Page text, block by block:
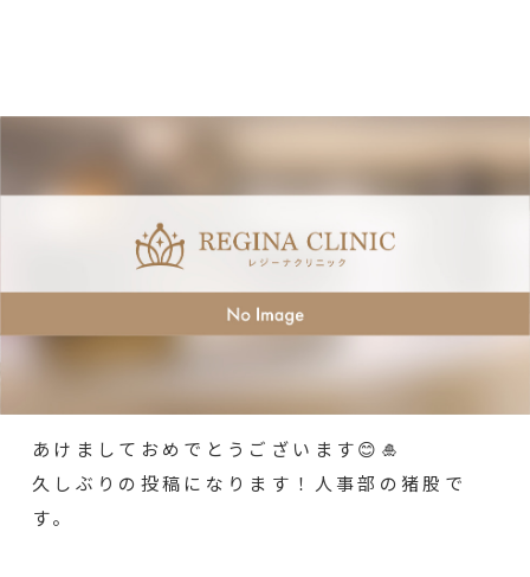
あけましておめでとうございます😊🎍
久しぶりの投稿になります！人事部の猪股で
す。